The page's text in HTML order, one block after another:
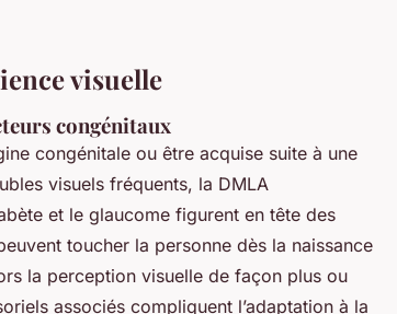
visuelle
congénitaux
congénitale ou être acquise suite à une
visuels fréquents, la DMLA
et le glaucome figurent en tête des
toucher la personne dès la naissance
la perception visuelle de façon plus ou
associés compliquent l’adaptation à la